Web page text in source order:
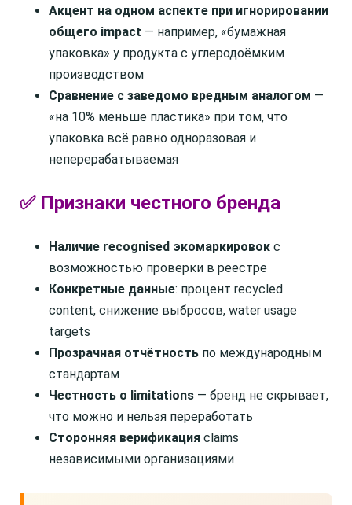
Акцент на одном аспекте при игнорировании
общего impact — например, «бумажная
упаковка» у продукта с углеродоёмким
производством
Сравнение с заведомо вредным аналогом —
«на 10% меньше пластика» при том, что
упаковка всё равно одноразовая и
неперерабатываемая
✅ Признаки честного бренда
Наличие recognised экомаркировок с
возможностью проверки в реестре
Конкретные данные: процент recycled
content, снижение выбросов, water usage
targets
Прозрачная отчётность по международным
стандартам
Честность о limitations — бренд не скрывает,
что можно и нельзя переработать
Сторонняя верификация claims
независимыми организациями